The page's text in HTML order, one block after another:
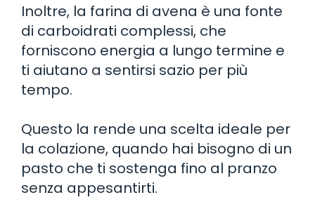
Inoltre, la farina di avena è una fonte
di carboidrati complessi, che
forniscono energia a lungo termine e
ti aiutano a sentirsi sazio per più
tempo.
Questo la rende una scelta ideale per
la colazione, quando hai bisogno di un
pasto che ti sostenga fino al pranzo
senza appesantirti.